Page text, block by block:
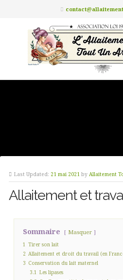
Last Updated: 21 mai 2021 by Allaitement
Allaitement et
Sommaire Masquer
1 Tirer son lait
2 Allaitement et droit du travail (en
3 Conservation du lait maternel
3.1 Les lipases